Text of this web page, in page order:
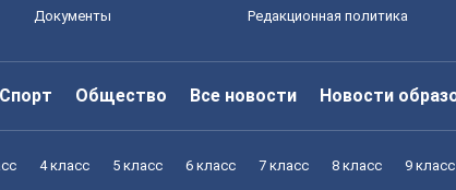
Документы Редакционная политика
Спорт Общество Все новости Новости
4 класс 5 класс 6 класс 7 класс 8 класс 9 класс